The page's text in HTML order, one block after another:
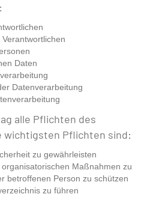
Daten
Datenverarbeitung
alle Pflichten des
wichtigsten Pflichten sind:
zu gewährleisten
Maßnahmen zu
betroffenen Person zu schützen
zu führen